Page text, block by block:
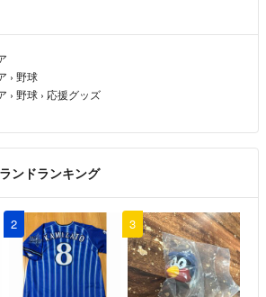
› 野球
› 野球 › 応援グッズ
ンドランキング
2 3